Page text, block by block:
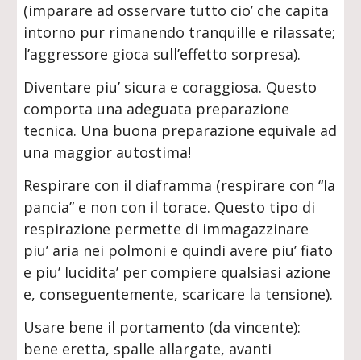
(imparare ad osservare tutto cio’ che capita
intorno pur rimanendo tranquille e rilassate;
l’aggressore gioca sull’effetto sorpresa).
Diventare piu’ sicura e coraggiosa. Questo
comporta una adeguata preparazione
tecnica. Una buona preparazione equivale ad
una maggior autostima!
Respirare con il diaframma (respirare con “la
pancia” e non con il torace. Questo tipo di
respirazione permette di immagazzinare
piu’ aria nei polmoni e quindi avere piu’ fiato
e piu’ lucidita’ per compiere qualsiasi azione
e, conseguentemente, scaricare la tensione).
Usare bene il portamento (da vincente):
bene eretta, spalle allargate, avanti